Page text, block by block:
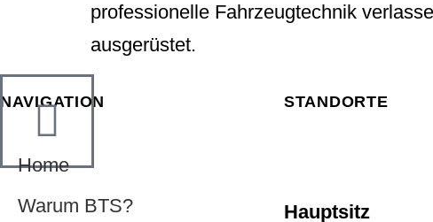
professionelle Fahrzeugtechnik
ausgerüstet.
NAVIGATION
Home
Warum BTS?
STANDORTE
Hauptsitz